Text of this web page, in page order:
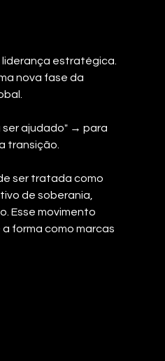
liderança estratégica.
nova fase da
ser ajudado" → para
transição.
ser tratada como
de soberania,
Esse movimento
forma como marcas